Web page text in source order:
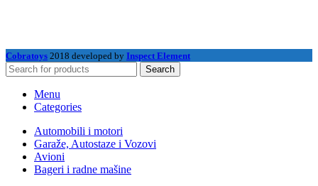
Cobratoys 2018 developed by Inspect Element
Search
Menu
Categories
Automobili i motori
Garaže, Autostaze i Vozovi
Avioni
Bageri i radne mašine